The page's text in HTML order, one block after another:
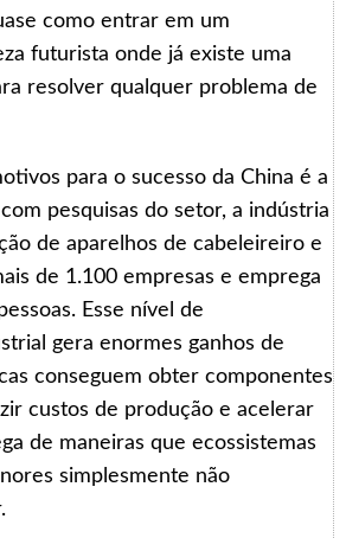
como entrar em um
futurista onde já existe uma
resolver qualquer problema de
para o sucesso da China é a
pesquisas do setor, a indústria
de aparelhos de cabeleireiro e
de 1.100 empresas e emprega
Esse nível de
gera enormes ganhos de
conseguem obter componentes
custos de produção e acelerar
de maneiras que ecossistemas
simplesmente não